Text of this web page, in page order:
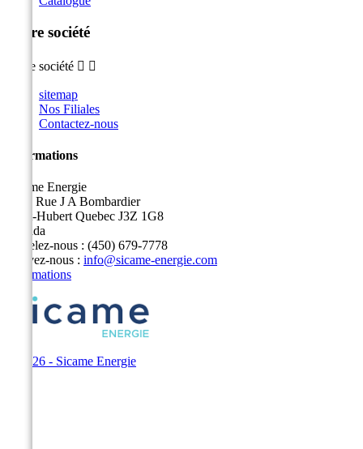
Notre société
Notre société  
sitemap
Nos Filiales
Contactez-nous
Informations
Sicame Energie
5400 Rue J A Bombardier
Saint-Hubert Quebec J3Z 1G8
Canada
Appelez-nous : (450) 679-7778
Écrivez-nous : info@sicame-energie.com
Informations
© 2026 - Sicame Energie